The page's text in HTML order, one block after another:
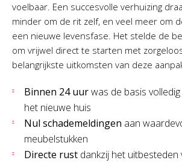
voelbaar. Een succesvolle verhuizing
minder om de rit zelf, en veel meer om
een nieuwe levensfase. Het stelde de
om vrijwel direct te starten met
belangrijkste uitkomsten van deze
Binnen 24 uurwas de basis
het nieuwe huis
Nul schademeldingen aan
meubelstukken
Directe rust dankzij het